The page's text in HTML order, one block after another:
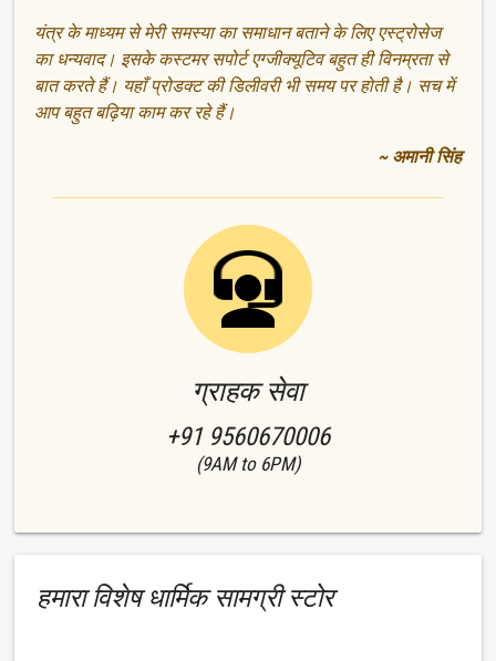
यंत्र के माध्यम से मेरी समस्या का समाधान बताने के लिए एस्ट्रोसेज
का धन्यवाद। इसके कस्टमर सपोर्ट एग्जीक्यूटिव बहुत ही विनम्रता से
बात करते हैं। यहाँ प्रोडक्ट की डिलीवरी भी समय पर होती है। सच में
आप बहुत बढ़िया काम कर रहे हैं।
~ अमानी सिंह
ग्राहक सेवा
+91 9560670006
(9AM to 6PM)
हमारा विशेष धार्मिक सामग्री स्टोर